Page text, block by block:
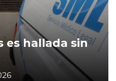
es hallada sin